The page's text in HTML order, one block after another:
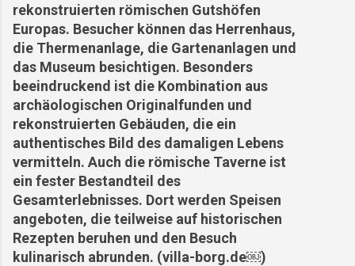
rekonstruierten römischen Gutshöfen
Europas. Besucher können das Herrenhaus,
die Thermenanlage, die Gartenanlagen und
das Museum besichtigen. Besonders
beeindruckend ist die Kombination aus
archäologischen Originalfunden und
rekonstruierten Gebäuden, die ein
authentisches Bild des damaligen Lebens
vermitteln. Auch die römische Taverne ist
ein fester Bestandteil des
Gesamterlebnisses. Dort werden Speisen
angeboten, die teilweise auf historischen
Rezepten beruhen und den Besuch
kulinarisch abrunden. (villa-borg.de⁠￼)